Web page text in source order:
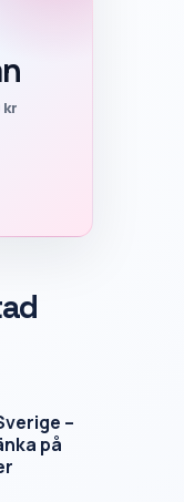
kr
–
på